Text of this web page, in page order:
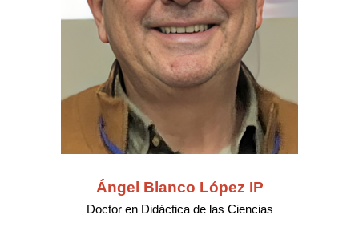
Ángel Blanco López IP
Doctor en Didáctica de las Ciencias